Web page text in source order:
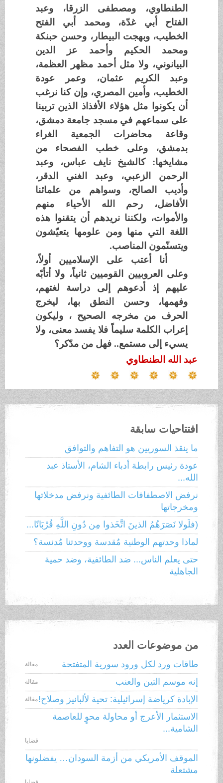
الطنطاوي، ومصطفى الزرقا، وعبد
الفتاح أبي غدّة، ومحمد أبي الفتح
الخطيب، وبهجت البيطار، وحسن حبنكة
ومحمد الحكيم وأحمد عز الدين
البيانوني، ولا مثل أحمد مظهر العظمة،
وعبد الكريم عثمان، وعمر عودة
الخطيب، وأمين المصري، وإن كنا نرغب
أن يكونوا مثل هؤلاء الأفذاذ الذين تربينا
على سماعهم في مسجد جامعة دمشق،
وقاعة محاضرات الجمعية الغراء
بدمشق، وعلى خطب الفصحاء من
مشايخها: كالشيخ نايف عباس، وعبد
الرحمن الزعبي، وعبد الغني الدقر،
وأديب الصالح، وسواهم من علمائنا
الأفاضل، رحم الله الأحياء منهم
والأموات، ولكننا نريدهم أن يتقنوا هذه
اللغة التي منها ومن علومها يتعيّشون
ويتسنّمون المناصب.
أنا أعتب على الإسلاميين أولاً،
وعلى العروبيين القوميين ثانياً، ولا أتأبّه
عليهم إذ أدعوهم إلى دراسة لغتهم،
وفهمها، وحسن النطق بها، ليخرج
الحرف من مخرجه الصحيح ، وليكون
إعراب الكلمة سليماً فلا يفسد معنى، ولا
يسيء إلى مستمع.. فهل من مدّكر؟
عبد الله الطنطاوي
افتتاحيات سابقة
ما ينقذ السوريين هو التفاهم والتوافق
عودة رئيس رابطة أدباء الشام، الأستاذ عبد
الله...
نرفض الاصطفافات الطائفية ونرفض مدخلاتها
ومخرجاتها
(فلَولا نَصَرَهُمُ الذينَ اتَّخَذوا مِن دُونِ اللَّهِ قُرْبَانًا...
لماذا وحدتهم الوطنية مُقدسة ووحدتنا مُدنسة؟
حتى يعلم الناس... ضد الطائفية، وضد حمية
الجاهلية
من موضوعات العدد
طاقات ورد لكل ورود سورية المتفتحة مقالة
إنه موسم التين والعنب مقالة
الإبادة كرياضة إسرائيلية: تحية لألبانيز وصلاح!مقالة
الاستثمار الأعرج أو محاولة محوٍ للعاصمة
الشامية...
قضايا
الموقف الأمريكي من أزمة السودان… يفضلونها
مشتعلة